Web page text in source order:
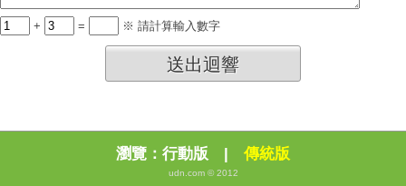
+ = ※ 請計算輸入數字
送出迴響
瀏覽： 行動版 | 傳統版
udn.com © 2012